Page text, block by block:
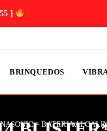
]
BRINQUEDOS
– BATERIA